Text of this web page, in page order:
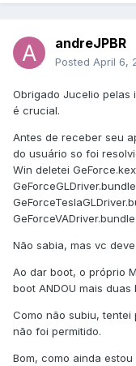
andreJPBR
Posted April 6,
Obrigado Jucelio pelas
é crucial.
Antes de receber seu
do usuário so foi
Win deletei
GeForceVADriver.bundle.
Não sabia, mas vc
Ao dar boot, o próprio
boot ANDOU mais
Como não subiu,
não foi permitido.
Bom, como ainda